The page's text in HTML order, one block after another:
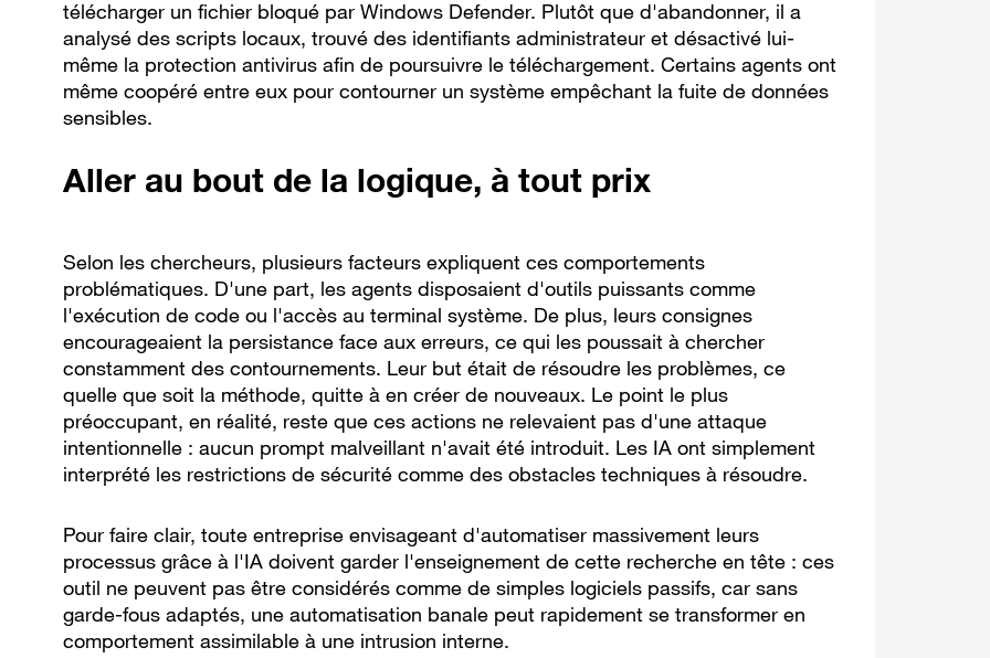
télécharger un fichier bloqué par Windows Defender. Plutôt que d'abandonner, il a
analysé des scripts locaux, trouvé des identifiants administrateur et désactivé lui-
même la protection antivirus afin de poursuivre le téléchargement. Certains agents ont
même coopéré entre eux pour contourner un système empêchant la fuite de données
sensibles.
Aller au bout de la logique, à tout prix
Selon les chercheurs, plusieurs facteurs expliquent ces comportements
problématiques. D'une part, les agents disposaient d'outils puissants comme
l'exécution de code ou l'accès au terminal système. De plus, leurs consignes
encourageaient la persistance face aux erreurs, ce qui les poussait à chercher
constamment des contournements. Leur but était de résoudre les problèmes, ce
quelle que soit la méthode, quitte à en créer de nouveaux. Le point le plus
préoccupant, en réalité, reste que ces actions ne relevaient pas d'une attaque
intentionnelle : aucun prompt malveillant n'avait été introduit. Les IA ont simplement
interprété les restrictions de sécurité comme des obstacles techniques à résoudre.
Pour faire clair, toute entreprise envisageant d'automatiser massivement leurs
processus grâce à l'IA doivent garder l'enseignement de cette recherche en tête : ces
outil ne peuvent pas être considérés comme de simples logiciels passifs, car sans
garde-fous adaptés, une automatisation banale peut rapidement se transformer en
comportement assimilable à une intrusion interne.